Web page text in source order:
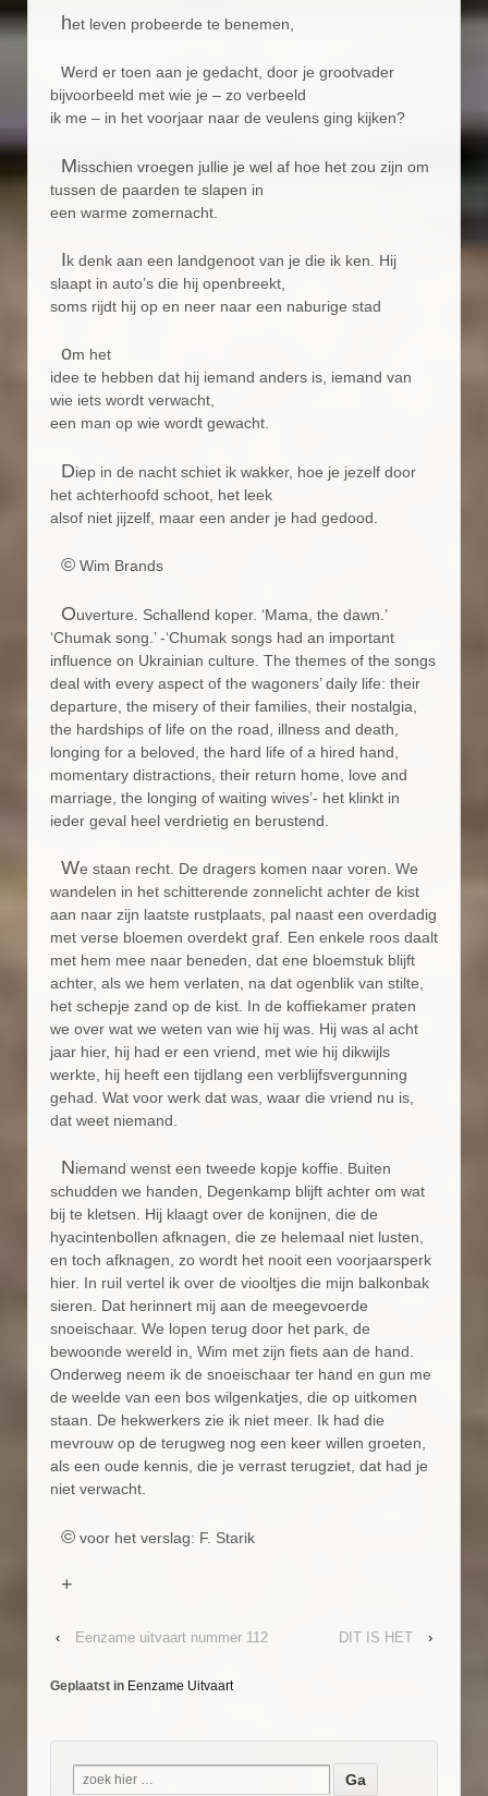
het leven probeerde te benemen,
werd er toen aan je gedacht, door je grootvader
bijvoorbeeld met wie je – zo verbeeld
ik me – in het voorjaar naar de veulens ging kijken?
Misschien vroegen jullie je wel af hoe het zou zijn om
tussen de paarden te slapen in
een warme zomernacht.
Ik denk aan een landgenoot van je die ik ken. Hij
slaapt in auto’s die hij openbreekt,
soms rijdt hij op en neer naar een naburige stad
om het
idee te hebben dat hij iemand anders is, iemand van
wie iets wordt verwacht,
een man op wie wordt gewacht.
Diep in de nacht schiet ik wakker, hoe je jezelf door
het achterhoofd schoot, het leek
alsof niet jijzelf, maar een ander je had gedood.
© Wim Brands
Ouverture. Schallend koper. ‘Mama, the dawn.’
‘Chumak song.’ -‘Chumak songs had an important
influence on Ukrainian culture. The themes of the songs
deal with every aspect of the wagoners’ daily life: their
departure, the misery of their families, their nostalgia,
the hardships of life on the road, illness and death,
longing for a beloved, the hard life of a hired hand,
momentary distractions, their return home, love and
marriage, the longing of waiting wives’- het klinkt in
ieder geval heel verdrietig en berustend.
We staan recht. De dragers komen naar voren. We
wandelen in het schitterende zonnelicht achter de kist
aan naar zijn laatste rustplaats, pal naast een overdadig
met verse bloemen overdekt graf. Een enkele roos daalt
met hem mee naar beneden, dat ene bloemstuk blijft
achter, als we hem verlaten, na dat ogenblik van stilte,
het schepje zand op de kist. In de koffiekamer praten
we over wat we weten van wie hij was. Hij was al acht
jaar hier, hij had er een vriend, met wie hij dikwijls
werkte, hij heeft een tijdlang een verblijfsvergunning
gehad. Wat voor werk dat was, waar die vriend nu is,
dat weet niemand.
Niemand wenst een tweede kopje koffie. Buiten
schudden we handen, Degenkamp blijft achter om wat
bij te kletsen. Hij klaagt over de konijnen, die de
hyacintenbollen afknagen, die ze helemaal niet lusten,
en toch afknagen, zo wordt het nooit een voorjaarsperk
hier. In ruil vertel ik over de viooltjes die mijn balkonbak
sieren. Dat herinnert mij aan de meegevoerde
snoeischaar. We lopen terug door het park, de
bewoonde wereld in, Wim met zijn fiets aan de hand.
Onderweg neem ik de snoeischaar ter hand en gun me
de weelde van een bos wilgenkatjes, die op uitkomen
staan. De hekwerkers zie ik niet meer. Ik had die
mevrouw op de terugweg nog een keer willen groeten,
als een oude kennis, die je verrast terugziet, dat had je
niet verwacht.
© voor het verslag: F. Starik
+
‹ Eenzame uitvaart nummer 112 DIT IS HET ›
Geplaatst in Eenzame Uitvaart